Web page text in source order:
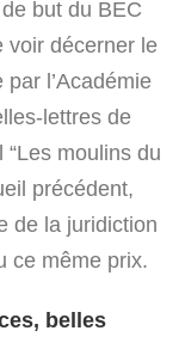
but du BEC
voir décerner le
l’Académie
lettres de
moulins du
précédent,
de la juridiction
ce même prix.
belles